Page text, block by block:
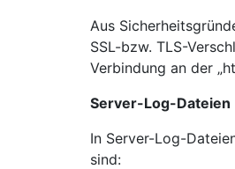
Aus
SSL-bzw. TLS-
Verbindung an der
Server-Log-Dateien
In Server-Log-
sind: